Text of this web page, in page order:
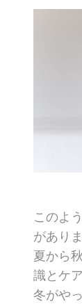
このよ
がありま
夏から
識とケ
冬がや